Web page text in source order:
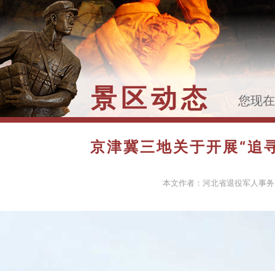
景区动态
您现
>>京
清明
京津冀三地关于开展“追
本文作者：河北省退役军人事